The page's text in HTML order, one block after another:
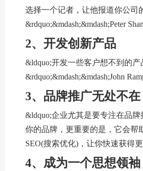
选择一个记者，让他报道你公司
&rdquo;&mdash;&mdash;Peter
2、开发创新产品
&ldquo;开发一些客户想不到的
&rdquo;&mdash;&mdash;John
3、品牌推广无处不在
&ldquo;企业尤其是要专注在品
你的品牌，更重要的是，它会帮
SEO(搜索优化)，让你快速获得更
4、成为一个思想领袖